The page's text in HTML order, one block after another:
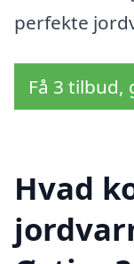
perfekte
Få 3
Hvad